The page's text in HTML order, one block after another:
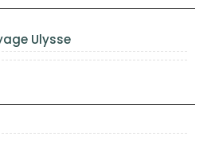
Ulysse